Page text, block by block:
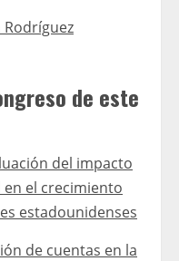
de este
del impacto
el crecimiento
estadounidenses
de cuentas en la